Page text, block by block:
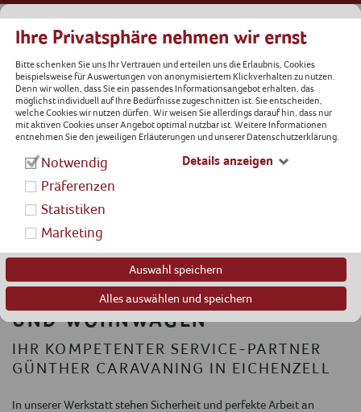
Ihre Privatsphäre nehmen wir ernst
Bitte schenken Sie uns Ihr Vertrauen und erteilen uns die Erlaubnis, Cookies
beispielsweise für Auswertungen von anonymisiertem Klickverhalten zu nutzen.
Denn wir wollen, dass Sie ein passendes Informationsangebot erhalten, das
möglichst individuell auf Ihre Bedürfnisse zugeschnitten ist. Sie entscheiden,
welche Cookies wir nutzen dürfen. Wir weisen Sie allerdings darauf hin, dass nur
mit aktiven Cookies unser Angebot optimal nutzbar ist. Weitere Informationen
entnehmen Sie den jeweiligen Erläuterungen und unserer Datenschutzerklärung.
Notwendig
Präferenzen
Statistiken
Marketing
Details anzeigen
Auswahl speichern
Alles auswählen und speichern
WERKSTATT FÜR WOHNMOBILE
UND WOHNWAGEN
IHR KOMPETENTER SERVICE-PARTNER
GÜNTHER CARAVANING IN EICHENZELL
In unserer Werkstatt stehen Sicherheit und perfekte Arbeit an